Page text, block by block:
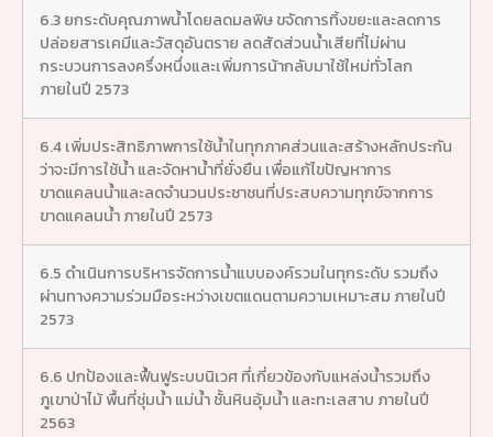
6.3 ยกระดับคุณภาพน้ำโดยลดมลพิษ ขจัดการทิ้งขยะและลดการ
ปล่อยสารเคมีและวัสดุอันตราย ลดสัดส่วนน้ำเสียที่ไม่ผ่าน
กระบวนการลงครึ่งหนึ่งและเพิ่มการน้ากลับมาใช้ใหม่ทั่วโลก
ภายในปี 2573
6.4 เพิ่มประสิทธิภาพการใช้น้ำในทุกภาคส่วนและสร้างหลักประกัน
ว่าจะมีการใช้น้ำ และจัดหาน้ำที่ยั่งยืน เพื่อแก้ไขปัญหาการ
ขาดแคลนน้ำและลดจำนวนประชาชนที่ประสบความทุกข์จากการ
ขาดแคลนน้ำ ภายในปี 2573
6.5 ดำเนินการบริหารจัดการน้ำแบบองค์รวมในทุกระดับ รวมถึง
ผ่านทางความร่วมมือระหว่างเขตแดนตามความเหมาะสม ภายในปี
2573
6.6 ปกป้องและฟื้นฟูระบบนิเวศ ที่เกี่ยวข้องกับแหล่งน้ำรวมถึง
ภูเขาป่าไม้ พื้นที่ชุ่มน้ำ แม่น้ำ ชั้นหินอุ้มน้ำ และทะเลสาบ ภายในปี
2563